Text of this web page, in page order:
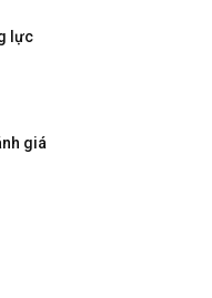
lực
giá